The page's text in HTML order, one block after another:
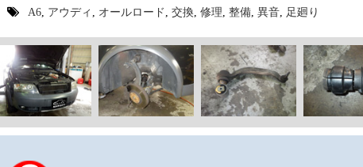
A6 アウディ オールロード ,交換 ,修理 ,整備 ,異音 足廻り